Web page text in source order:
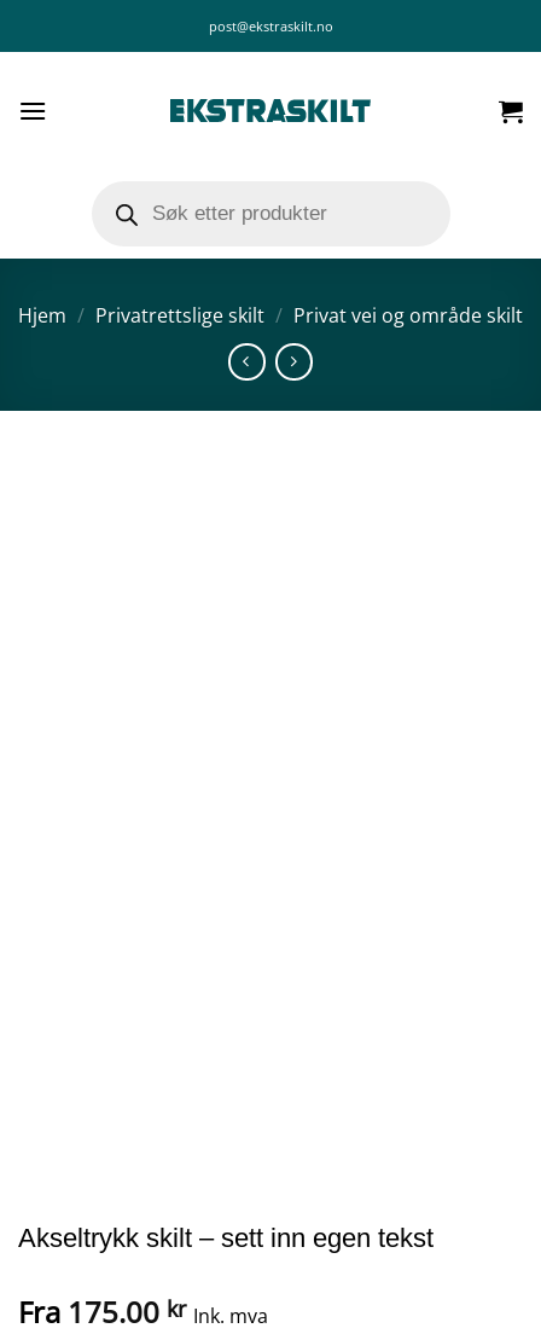
post@ekstraskilt.no
search
Hjem / Privatrettslige skilt / Privat vei og område skilt
Akseltrykk skilt – sett inn egen tekst
Fra 175.00 kr Ink. mva